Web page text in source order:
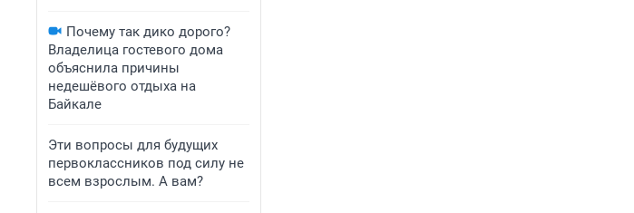
Почему так дико дорого?
Владелица гостевого дома
объяснила причины
недешёвого отдыха на
Байкале
Эти вопросы для будущих
первоклассников под силу не
всем взрослым. А вам?